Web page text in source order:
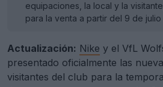
equipaciones, la local y la
para la venta a partir del 9 de
Actualización: Nike y el VfL
presentado oficialmente las
visitantes del club para la